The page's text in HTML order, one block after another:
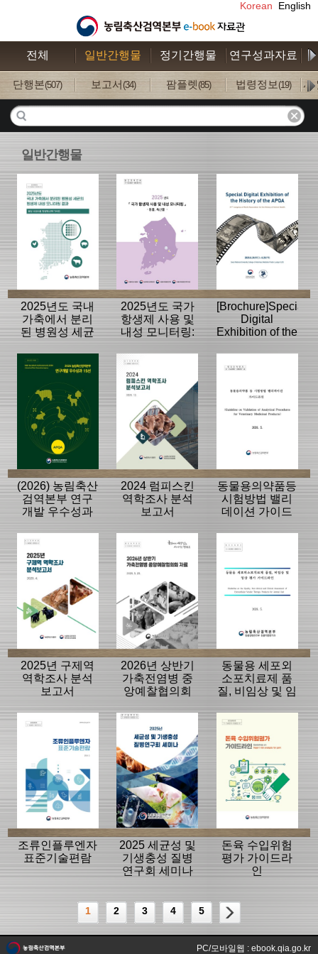
Korean English
전체 일반간행물 정기간행물 연구성과자료
단행본(507) 보고서 (34) 팜플렛 (85) 법령정보(19) 사
일반간행물
2025년도 국내
가축에서 분리
된 병원성 세균
모니터링 결과
2025년도 국가
항생제 사용 및
내성 모니터링:
[Brochure]Special
Digital
Exhibition of the
APQA
(2026) 농림축산
검역본부 연구
개발 우수성과
2024 럼피스킨
역학조사 분석
보고서
동물용의약품등
시험방법 밸리
데이션 가이드
2025년 구제역
역학조사 분석
보고서
2026년 상반기
가축전염병 중
앙예찰협의회
동물용 세포외
소포치료제 품
질, 비임상 및 임
라인
조류인플루엔자
표준기술편람
2025 세균성 및
기생충성 질병
연구회 세미나
돈육 수입위험
평가 가이드라
인
1 2 3 4 5
PC/모바일웹 : ebook.qia.go.kr